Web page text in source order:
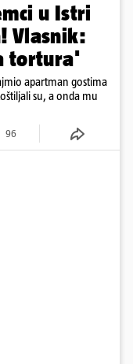
u Istri
Vlasnik:
tortura'
apartman gostima
su, a onda mu
96